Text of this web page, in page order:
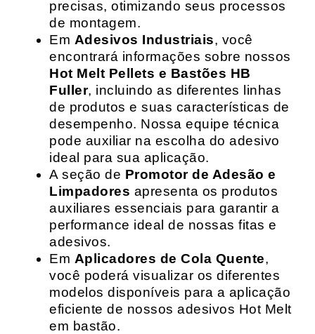
precisas, otimizando seus processos
de montagem.
Em Adesivos Industriais, você
encontrará informações sobre nossos
Hot Melt Pellets e Bastões HB
Fuller, incluindo as diferentes linhas
de produtos e suas características de
desempenho. Nossa equipe técnica
pode auxiliar na escolha do adesivo
ideal para sua aplicação.
A seção de Promotor de Adesão e
Limpadores apresenta os produtos
auxiliares essenciais para garantir a
performance ideal de nossas fitas e
adesivos.
Em Aplicadores de Cola Quente,
você poderá visualizar os diferentes
modelos disponíveis para a aplicação
eficiente de nossos adesivos Hot Melt
em bastão.